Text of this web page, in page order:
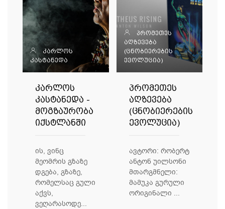
კარლოს
კასტანედა
კარლოს
კასტანედა -
მოგზაურობა
იქსტლანში
ის, ვინც
მეომრის გზაზე
დგება, გზაზე,
რომელსაც გული
აქვს,
ვეღარასოდე...
პრომეთეს
აღზევება
(ცნობიერების
ევოლუცია)
პრომეთეს
აღზევება
(ცნობიერების
ევოლუცია)
ავტორი: რობერტ
ანტონ უილსონი
მთარგმნელი:
მამუკა გურული
ორიგინალი ...